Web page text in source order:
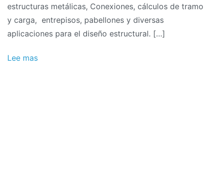
estructuras metálicas, Conexiones, cálculos de tramo
y carga, entrepisos, pabellones y diversas
aplicaciones para el diseño estructural. […]
Lee mas